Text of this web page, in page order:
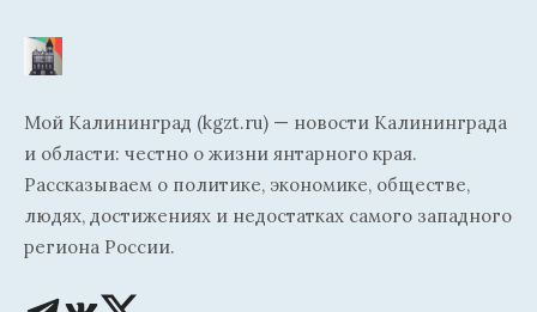
Мой Калининград (kgzt.ru) — новости Калининграда
и области: честно о жизни янтарного края.
Рассказываем о политике, экономике, обществе,
людях, достижениях и недостатках самого западного
региона России.